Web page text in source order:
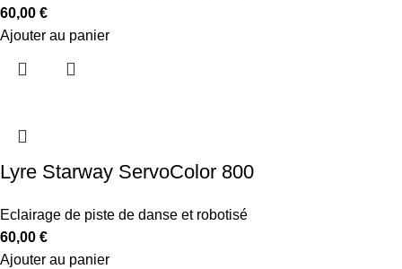
60,00 €
Ajouter au panier
Lyre Starway ServoColor 800
Eclairage de piste de danse et robotisé
60,00 €
Ajouter au panier